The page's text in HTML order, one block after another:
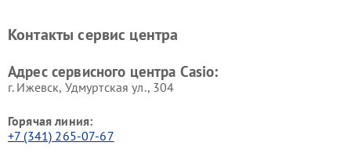
Контакты сервис центра
Адрес сервисного центра Casio:
г. Ижевск, Удмуртская ул., 304
Горячая линия:
+7 (341) 265-07-67